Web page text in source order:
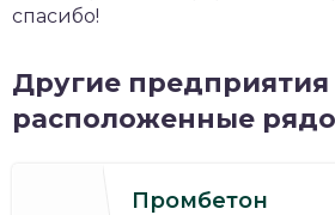
спасибо!
Другие предприятия
расположенные
Промбетон